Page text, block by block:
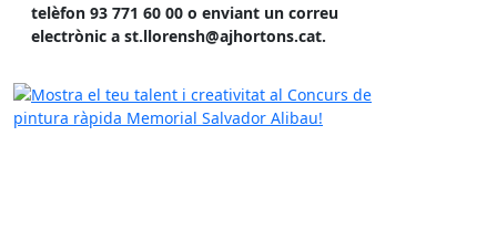
telèfon 93 771 60 00 o enviant un correu
electrònic a st.llorensh@ajhortons.cat.